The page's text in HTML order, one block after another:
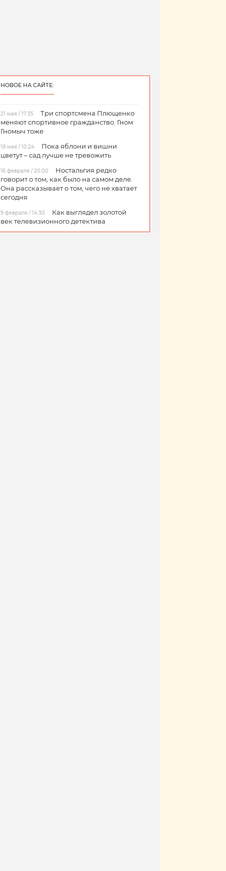
НОВОЕ НА САЙТЕ:
21 мая / 17:35
Три спортсмена Плющенко
меняют спортивное гражданство. Гном
Гномыч тоже
19 мая / 10:24
Пока яблони и вишни
цветут – сад лучше не тревожить
16 февраля / 20:00
Ностальгия редко
говорит о том, как было на самом деле.
Она рассказывает о том, чего не хватает
сегодня
9 февраля / 14:30
Как выглядел золотой
век телевизионного детектива